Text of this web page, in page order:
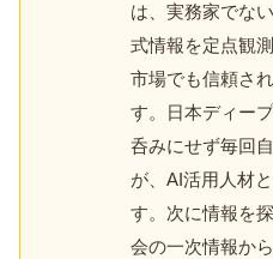
は、実務家でな
式情報を定点観
市場でも信頼さ
す。日本ディー
呑みにせず毎回
が、AI活用人材
す。次に情報を
会の一次情報か